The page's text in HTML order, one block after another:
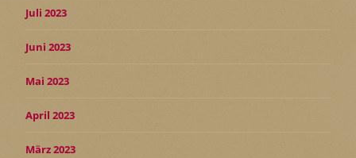
Juli 2023
Juni 2023
Mai 2023
April 2023
März 2023